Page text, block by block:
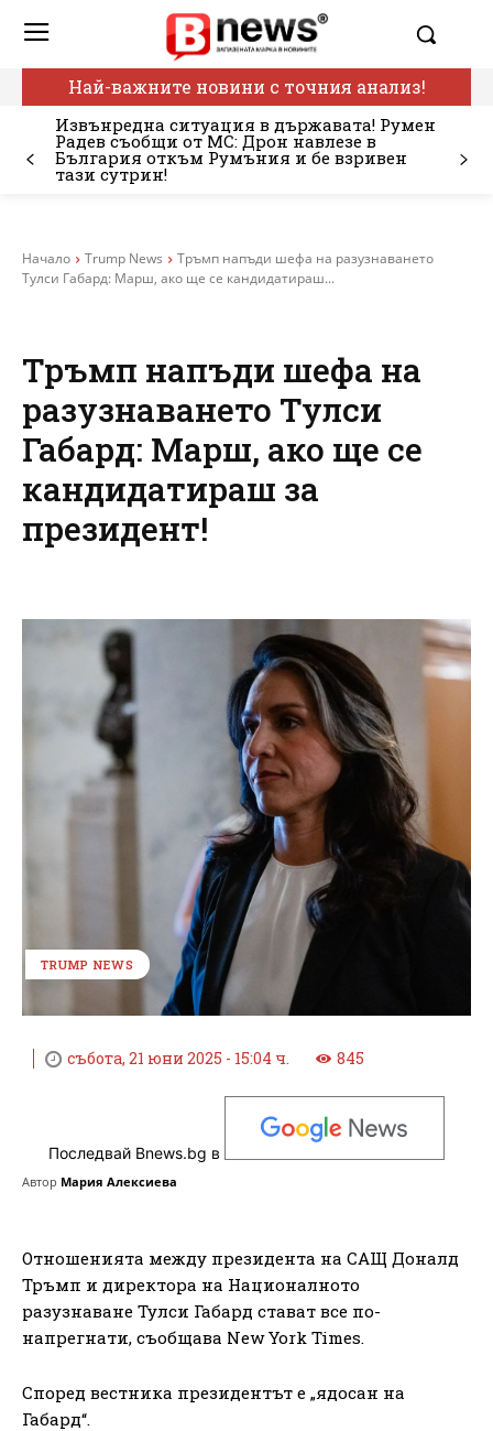
Най-важните новини с точния анализ!
Извънредна ситуация в държавата! Румен
Радев съобщи от МС: Дрон навлезе в
България откъм Румъния и бе взривен
тази сутрин!
Начало Trump News
Тръмп напъди шефа на разузнаването
Тулси Габард: Марш, ако ще се кандидатираш...
Тръмп напъди шефа на
разузнаването Тулси
Габард: Марш, ако ще се
кандидатираш за
президент!
TRUMP NEWS
събота, 21 юни 2025 - 15:04 ч. 845
Последвай Bnews.bg в
Автор Мария Алексиева
Отношенията между президента на САЩ Доналд
Тръмп и директора на Националното
разузнаване Тулси Габард стават все по-
напрегнати, съобщава New York Times.
Според вестника президентът е „ядосан на
Габард“.